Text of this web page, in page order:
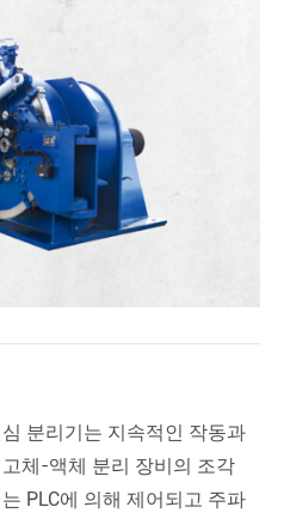
분리기는 지속적인 작동과
체-액체 분리 장비의 조각
PLC에 의해 제어되고 주파